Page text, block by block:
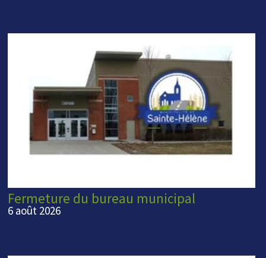
Fermeture du bureau municipal
6 août 2026